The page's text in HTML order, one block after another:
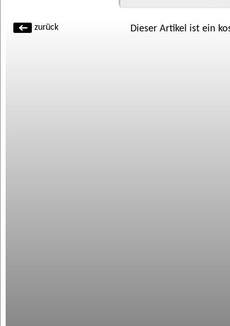
zurück Dieser Artikel ist ein